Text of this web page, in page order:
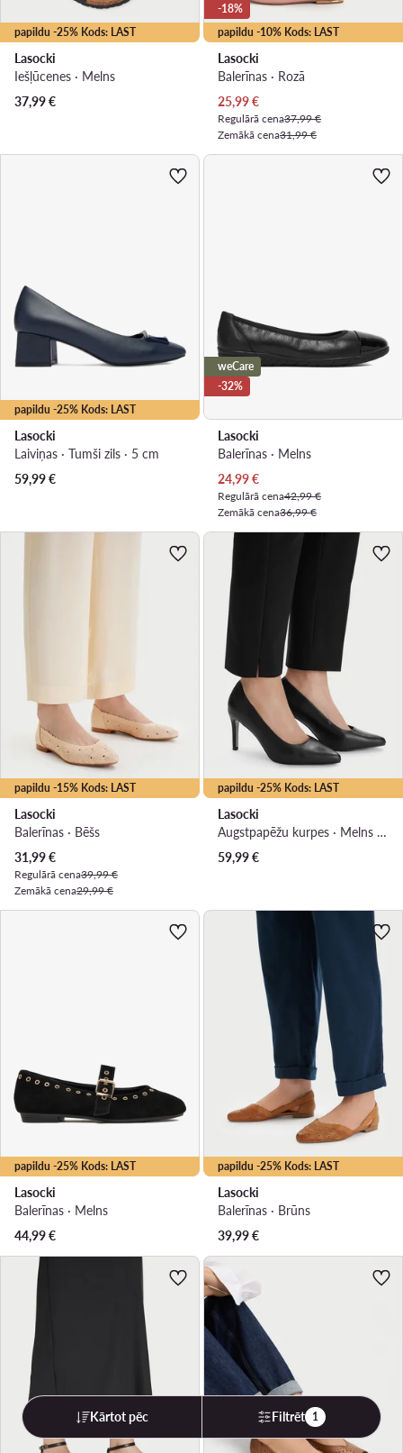
papildu -25% Kods: LAST
Lasocki
Iešļūcenes · Melns
37,99€
papildu -10% Kods: LAST
-18%
Lasocki
Balerīnas · Rozā
Pašreizējā cena
25,99€
Regulārā cena37,99 €
Zemākā cena31,99 €
papildu -25% Kods: LAST
Lasocki
Laiviņas · Tumši zils · 5 cm
59,99€
weCare
-32%
Lasocki
Balerīnas · Melns
Pašreizējā cena
24,99€
Regulārā cena42,99 €
Zemākā cena36,99 €
papildu -15% Kods: LAST
Lasocki
Balerīnas · Bēšs
Pašreizējā cena
31,99€
Regulārā cena39,99 €
Zemākā cena29,99 €
papildu -25% Kods: LAST
Lasocki
Augstpapēžu kurpes · Melns · 9 cm
59,99€
papildu -25% Kods: LAST
Lasocki
Balerīnas · Melns
44,99€
papildu -25% Kods: LAST
Lasocki
Balerīnas · Brūns
39,99€
Kārtot pēc Filtrēt 1